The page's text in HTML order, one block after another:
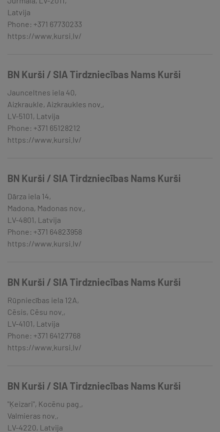
Latvija
Phone: +371 67730233
https://www.kursi.lv/
BN Kurši / SIA Tirdzniecības Nams Kurši
Jaunceltnes iela 40,
Aizkraukle, Aizkraukles nov.,
LV-5101, Latvija
Phone: +371 65128212
https://www.kursi.lv/
BN Kurši / SIA Tirdzniecības Nams Kurši
Dārza iela 14,
Madona, Madonas nov.,
LV-4801, Latvija
Phone: +371 64823958
https://www.kursi.lv/
BN Kurši / SIA Tirdzniecības Nams Kurši
Rūpniecības iela 12A,
Cēsis, Cēsu nov.,
LV-4101, Latvija
Phone: +371 64127768
https://www.kursi.lv/
BN Kurši / SIA Tirdzniecības Nams Kurši
"Ķeizari", Kocēnu pag.,
Valmieras nov.,
LV-4220, Latvija